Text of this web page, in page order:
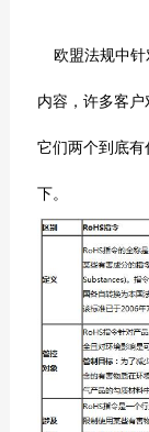
欧盟法规中针
内容，许多客
它们两个到底
下。